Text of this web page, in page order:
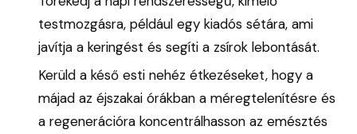
testmozgásra, például egy kiadós sétára, ami
javítja a keringést és segíti a zsírok lebontását.
Kerüld a késő esti nehéz étkezéseket, hogy a
májad az éjszakai órákban a méregtelenítésre és
a regenerációra koncentrálhasson az emésztés